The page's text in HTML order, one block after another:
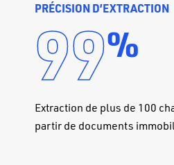
PRÉCISION D’EXTRACTION
99%
Extraction de plus de 100
partir de documents